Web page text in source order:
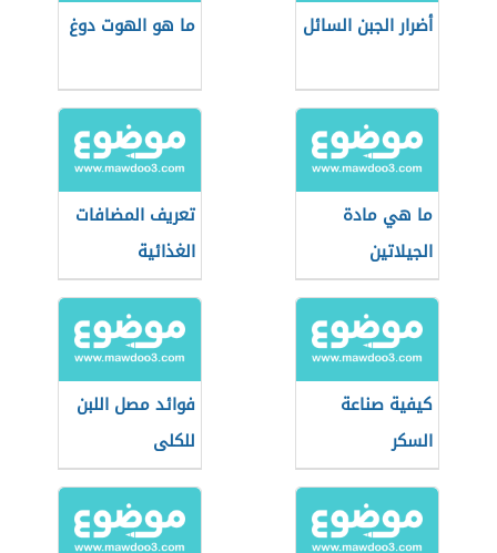
أضرار الجبن السائل ما هو الهوت دوغ
ما هي مادة
الجيلاتين
تعريف المضافات
الغذائية
كيفية صناعة
السكر
فوائد مصل اللبن
للكلى